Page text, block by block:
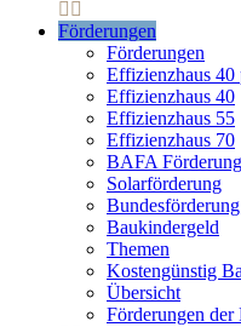
Förderungen
Förderungen
Effizienzhaus 40
Effizienzhaus 40
Effizienzhaus 55
Effizienzhaus 70
BAFA Förderung
Solarförderung
Baukindergeld
Themen
Kostengünstig
Übersicht
Förderungen der